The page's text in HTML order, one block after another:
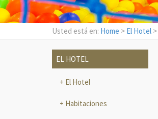
Usted está en: Home > El Hotel >
EL HOTEL
El Hotel
Habitaciones